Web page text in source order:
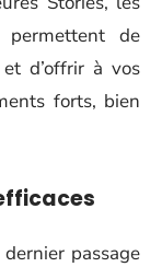
de
d’offrir à vos
forts, bien
passage